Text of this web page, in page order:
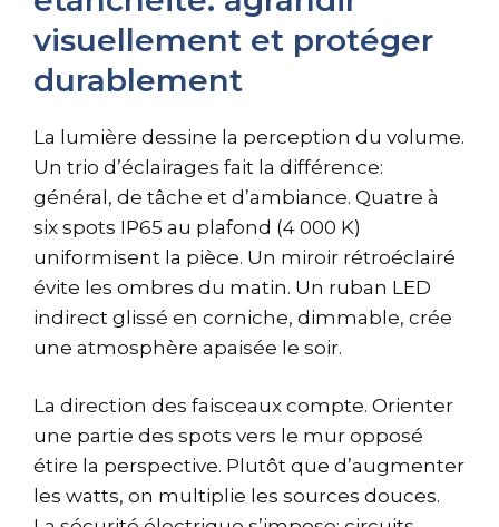
visuellement et protéger
durablement
La lumière dessine la perception du volume.
Un trio d’éclairages fait la différence:
général, de tâche et d’ambiance. Quatre à
six spots IP65 au plafond (4 000 K)
uniformisent la pièce. Un miroir rétroéclairé
évite les ombres du matin. Un ruban LED
indirect glissé en corniche, dimmable, crée
une atmosphère apaisée le soir.
La direction des faisceaux compte. Orienter
une partie des spots vers le mur opposé
étire la perspective. Plutôt que d’augmenter
les watts, on multiplie les sources douces.